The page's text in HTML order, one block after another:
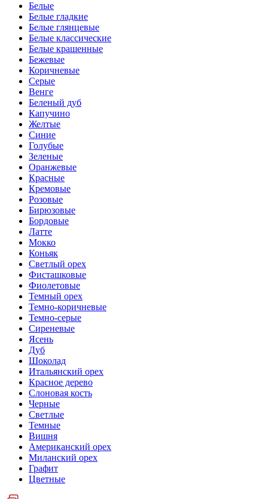
Белые
Белые гладкие
Белые глянцевые
Белые классические
Белые крашенные
Бежевые
Коричневые
Серые
Венге
Беленый дуб
Капучино
Желтые
Синие
Голубые
Зеленые
Оранжевые
Красные
Кремовые
Розовые
Бирюзовые
Бордовые
Латте
Мокко
Коньяк
Светлый орех
Фисташковые
Фиолетовые
Темный орех
Темно-коричневые
Темно-серые
Сиреневые
Ясень
Дуб
Шоколад
Итальянский орех
Красное дерево
Слоновая кость
Черные
Светлые
Темные
Вишня
Американский орех
Миланский орех
Графит
Цветные